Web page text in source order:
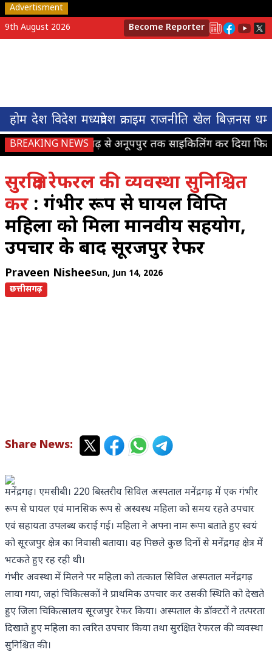
Advertisment
9th August 2026
Become Reporter
होम देश विदेश मध्यप्रदेश क्राइम राजनीति खेल बिज़नस धर्म
BREAKING NEWSमनेंद्रगढ़ से अनूपपुर तक साइकिलिंग कर दिया
सुरक्षित रेफरल की व्यवस्था सुनिश्चित
कर : गंभीर रूप से घायल विक्षिप्त
महिला को मिला मानवीय सहयोग,
उपचार के बाद सूरजपुर रेफर
Praveen NisheeSun, Jun 14, 2026
छत्तीसगढ़
Share News:
मनेंद्रगढ़। एमसीबी। 220 बिस्तरीय सिविल अस्पताल मनेंद्रगढ़ में एक गंभीर
रूप से घायल एवं मानसिक रूप से अस्वस्थ महिला को समय रहते उपचार
एवं सहायता उपलब्ध कराई गई। महिला ने अपना नाम रूपा बताते हुए स्वयं
को सूरजपुर क्षेत्र का निवासी बताया। वह पिछले कुछ दिनों से मनेंद्रगढ़ क्षेत्र में
भटकते हुए रह रही थी।
गंभीर अवस्था में मिलने पर महिला को तत्काल सिविल अस्पताल मनेंद्रगढ़
लाया गया, जहां चिकित्सकों ने प्राथमिक उपचार कर उसकी स्थिति को देखते
हुए जिला चिकित्सालय सूरजपुर रेफर किया। अस्पताल के डॉक्टरों ने तत्परता
दिखाते हुए महिला का त्वरित उपचार किया तथा सुरक्षित रेफरल की व्यवस्था
सुनिश्चित की।